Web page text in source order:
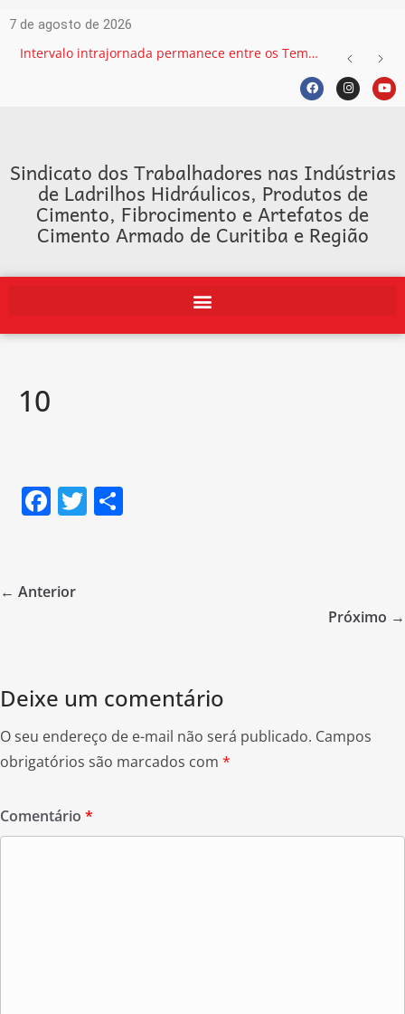
7 de agosto de 2026
Intervalo intrajornada permanece entre os Temas mais recorrentes na Justiça do Trabalho e exige atenção das empresas
Sindicato dos Trabalhadores nas Indústrias
de Ladrilhos Hidráulicos, Produtos de
Cimento, Fibrocimento e Artefatos de
Cimento Armado de Curitiba e Região
10
F
e
k
T
← Anterior
Próximo →
Deixe um comentário
O seu endereço de e-mail não será publicado. Campos
obrigatórios são marcados com *
Comentário *